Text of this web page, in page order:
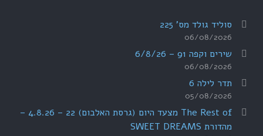
סוליד גולד מס' 225
06/08/2026
שירים וקפה 91 – 6/8/26
06/08/2026
תדר לילה 6
05/08/2026
The Rest of מצעד היום (גרסת האלבום) 22 – 4.8.26 –
מהדורת SWEET DREAMS